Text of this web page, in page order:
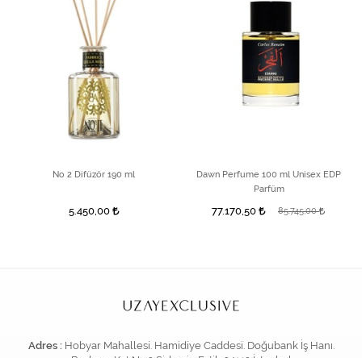
No 2 Difüzör 190 ml
5.450,00
Dawn Perfume 100 ml Unisex EDP
Parfüm
77.170,50 85.745,00
Adres : Hobyar Mahallesi. Hamidiye Caddesi. Doğubank İş Hanı.